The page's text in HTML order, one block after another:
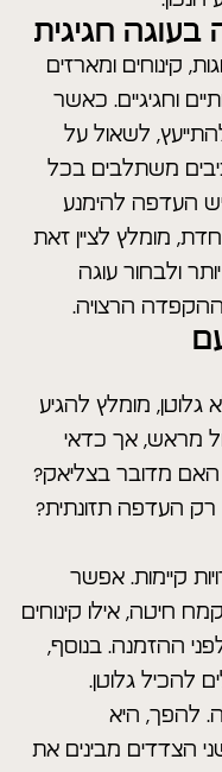
בעוגה חגיגית
קינוחים ומארזים
וחגיגיים. כאשר
לשאול על
משתלבים בכל
יש העדפה להימנע
מומלץ לציין זאת
ולבחור עוגה
הרצויה.
גלוטן, מומלץ להגיע
מראש, אך כדאי
מדובר בצליאק?
רק העדפה תזונתית?
קיימות. אפשר
חיטה, אילו קינוחים
ההזמנה. בנוסף,
להכיל גלוטן.
להפך, היא
הצדדים מבינים את